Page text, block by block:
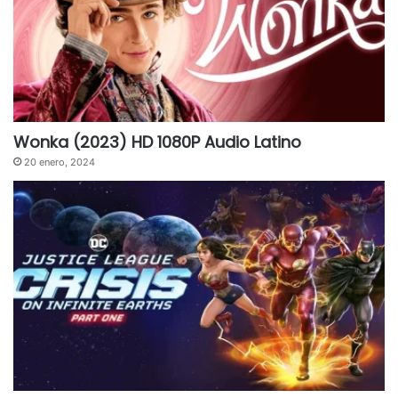
Wonka (2023) HD 1080P Audio Latino
20 enero, 2024